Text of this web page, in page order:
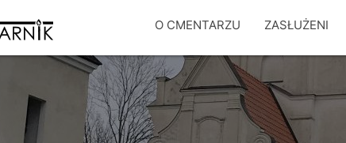
O CMENTARZU ZASŁUŻENI